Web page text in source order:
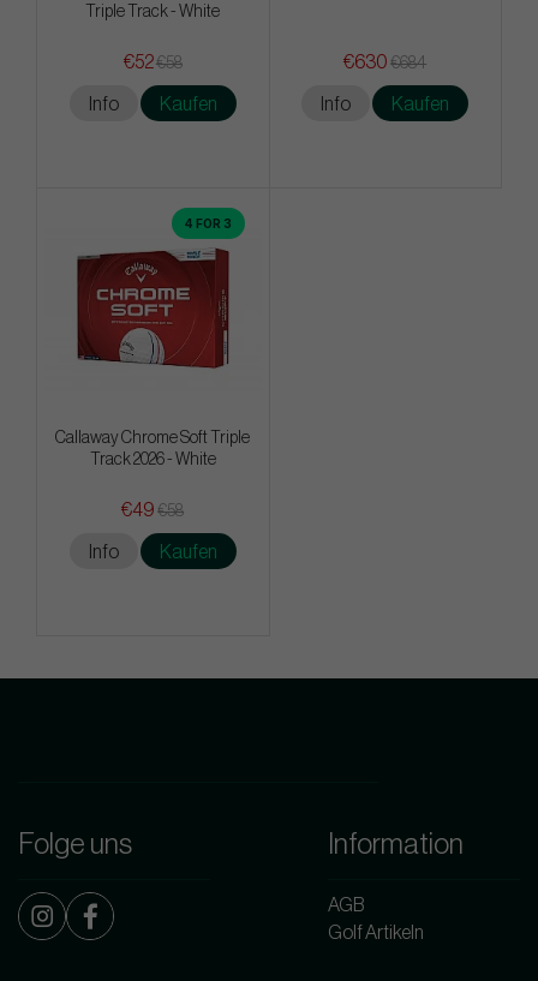
Triple Track - White
€52€58
Info Kaufen
€630 €684
Info Kaufen
4 FOR 3
Callaway Chrome Soft Triple
Track 2026 - White
€49 €58
Info Kaufen
Folge uns Information
AGB
Golf Artikeln